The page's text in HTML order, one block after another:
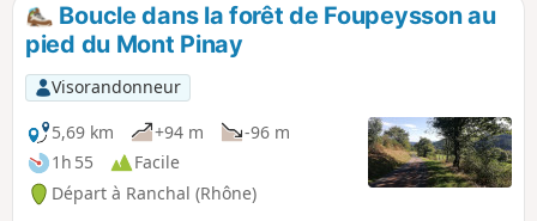
Boucle dans la forêt de Foupeysson au
pied du Mont Pinay
Visorandonneur
5,69 km
+94 m
-96 m
1h 55
Facile
Départ à Ranchal (Rhône)